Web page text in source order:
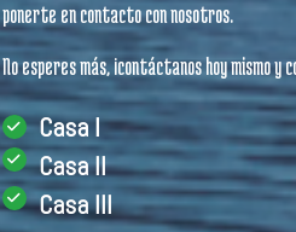
ponerte en contacto con nosotros.
No esperes más, ¡contáctanos hoy mismo
Casa I
Casa II
Casa III